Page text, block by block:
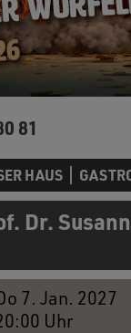
81
HAUS
Dr.
7. Jan. 2027
Uhr